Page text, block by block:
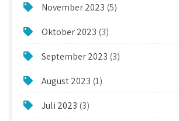
November 2023 (5)
Oktober 2023 (3)
September 2023 (3)
August 2023 (1)
Juli 2023 (3)